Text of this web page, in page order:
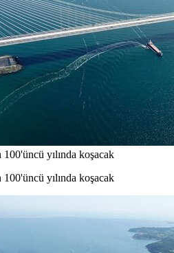
yılında koşacak
yılında koşacak